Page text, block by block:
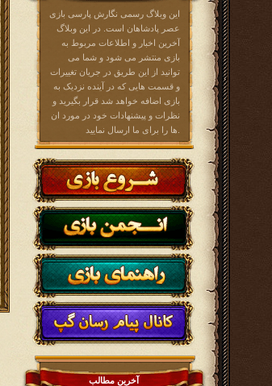
این وبلاگ رسمی نگارش پارسی بازی
عصر پادشاهان است. در این وبلاگ
آخرین اخبار و اطلاعات مربوط به
بازی منتشر می شود و شما می
توانید از این طریق در جریان تغییرات
و قسمت هایی که در آینده نزدیک به
بازی اضافه خواهد شد قرار بگیرید و
نظرات و پیشنهادات خود در مورد ان
آخرین مطالب